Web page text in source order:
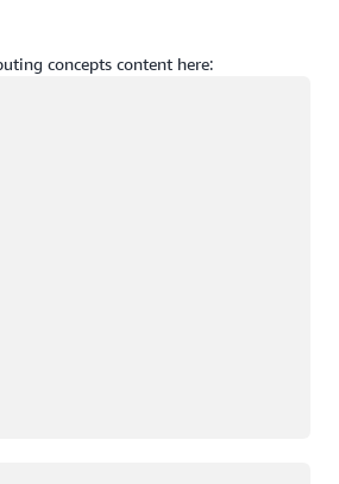
concepts content here: